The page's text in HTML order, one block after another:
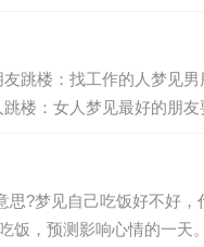
，梦到杀人和被杀梦到杀
跳楼：找工作的人梦见
楼：女人梦见最好的朋
思?梦见自己吃饭好不好
饭，预测影响心情的一天